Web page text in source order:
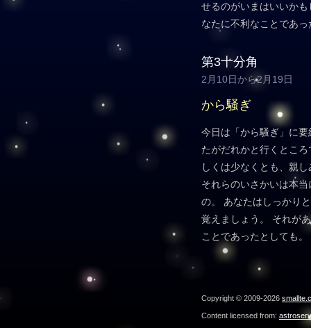
せるのがいまはいいか
なたに不利なことであ
第3十分角
2月10日から2月19日
から騒ぎ
今日は「から騒ぎ」に
たがだれかと行くとこ
しくは少なくとも、親
それらのいさかいは本
の。 あなたはしっかり
覚えましょう。 それが
ことであったとしても。
Copyright © 2009-2026
Content licensed from: